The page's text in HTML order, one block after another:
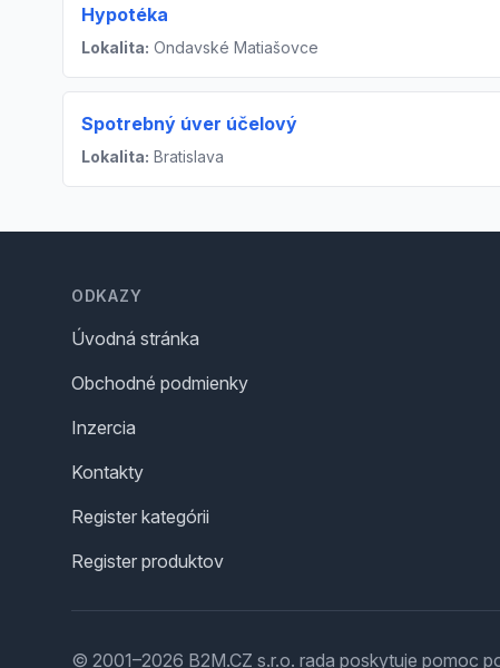
Hypotéka
Lokalita: Ondavské Matiašovce
Spotrebný úver účelový
Lokalita: Bratislava
ODKAZY
Úvodná stránka
Obchodné podmienky
Inzercia
Kontakty
Register kategórii
Register produktov
© 2001–2026 B2M.CZ s.r.o. rada poskytuje pomoc